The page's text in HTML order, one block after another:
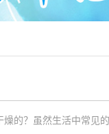
的？虽然生活中常见